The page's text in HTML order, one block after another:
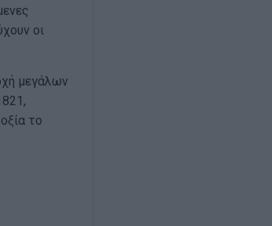
οι
μεγάλων
το